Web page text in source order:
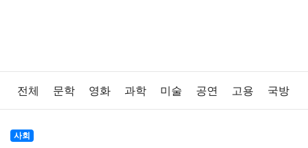
전체 문학 영화 과학 미술 공연 고용 국방
법률
사회